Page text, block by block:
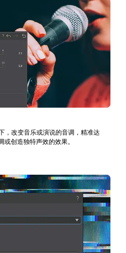
，改变音乐或演说的音调，精准达
或创造独特声效的效果。